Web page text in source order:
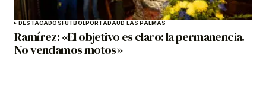
DESTACADOSFÚTBOLPORTADAUD LAS PALMAS
Ramírez: «El objetivo es claro: la permanencia.
No vendamos motos»